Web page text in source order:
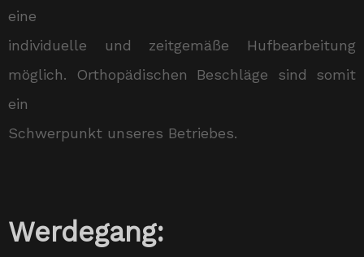
eine
individuelle und zeitgemäße Hufbearbeitung
möglich. Orthopädischen Beschläge sind somit
ein
Schwerpunkt unseres Betriebes.
Werdegang: